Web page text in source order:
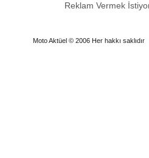
Reklam Vermek
Moto Aktüel © 2006 Her hakkı saklıdır